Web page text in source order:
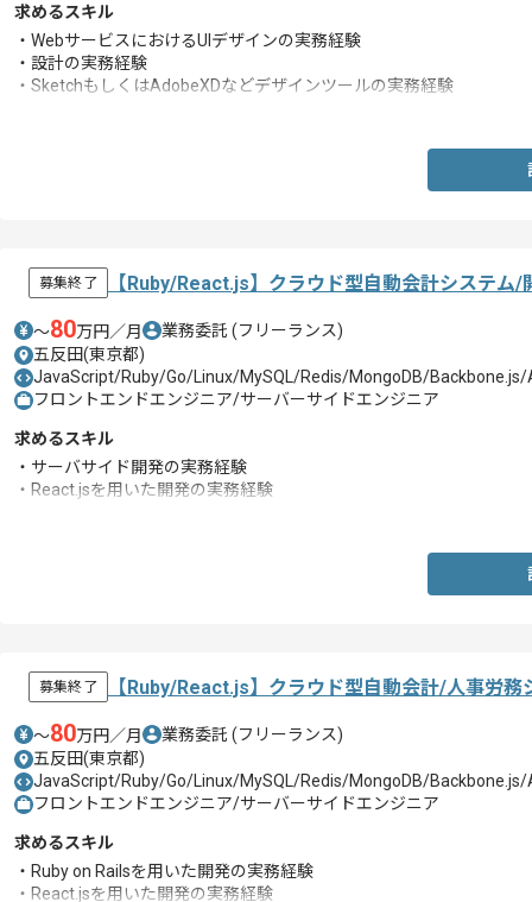
求めるスキル
・WebサービスにおけるUIデザインの実務経験
・設計の実務経験
・SketchもしくはAdobeXDなどデザインツールの実務経験
募集終了 【Ruby/React.js】クラウド型自動会計システ
〜80万円／月 業務委託 (フリーランス)
五反田(東京都)
JavaScript/Ruby/Go/Linux/MySQL/Redis/MongoDB/Backbone.js/
フロントエンドエンジニア/サーバーサイドエンジニア
求めるスキル
・サーバサイド開発の実務経験
・React.jsを用いた開発の実務経験
募集終了 【Ruby/React.js】クラウド型自動会計/人事労
〜80万円／月 業務委託 (フリーランス)
五反田(東京都)
JavaScript/Ruby/Go/Linux/MySQL/Redis/MongoDB/Backbone.js/
フロントエンドエンジニア/サーバーサイドエンジニア
求めるスキル
・Ruby on Railsを用いた開発の実務経験
・React.jsを用いた開発の実務経験